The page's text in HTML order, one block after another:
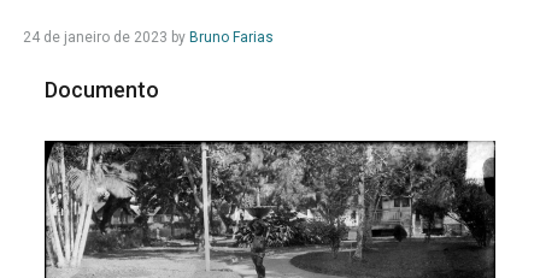
24 de janeiro de 2023 by Bruno Farias
Documento